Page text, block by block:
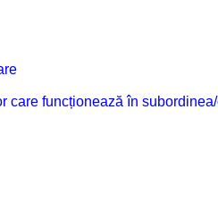
care funcționează în